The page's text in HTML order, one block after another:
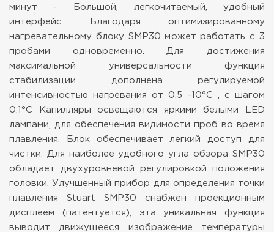
минут - Большой, легкочитаемый, удобный
интерфейс Благодаря оптимизированному
нагревательному блоку SMP30 может работать с 3
пробами одновременно. Для достижения
максимальной универсальности функция
стабилизации дополнена регулируемой
интенсивностью нагревания от 0.5 -10°C , с шагом
0.1°C Капилляры освещаются яркими белыми LED
лампами, для обеспечения видимости проб во время
плавления. Блок обеспечивает легкий доступ для
чистки. Для наиболее удобного угла обзора SMP30
обладает двухуровневой регулировкой положения
головки.
Улучшенный прибор для определения точки
плавления Stuart SMP30 снабжен проекционным
дисплеем (патентуется), эта уникальная функция
выводит движущееся изображение температуры